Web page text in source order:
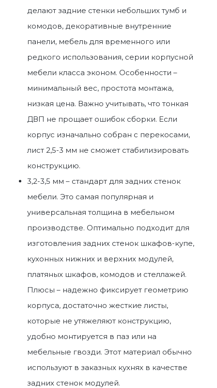
делают задние стенки небольших тумб и
комодов, декоративные внутренние
панели, мебель для временного или
редкого использования, серии корпусной
мебели класса эконом. Особенности –
минимальный вес, простота монтажа,
низкая цена. Важно учитывать, что тонкая
ДВП не прощает ошибок сборки. Если
корпус изначально собран с перекосами,
лист 2,5-3 мм не сможет стабилизировать
конструкцию.
3,2-3,5 мм – стандарт для задних стенок
мебели. Это самая популярная и
универсальная толщина в мебельном
производстве. Оптимально подходит для
изготовления задних стенок шкафов-купе,
кухонных нижних и верхних модулей,
платяных шкафов, комодов и стеллажей.
Плюсы – надежно фиксирует геометрию
корпуса, достаточно жесткие листы,
которые не утяжеляют конструкцию,
удобно монтируется в паз или на
мебельные гвозди. Этот материал обычно
используют в заказных кухнях в качестве
задних стенок модулей.